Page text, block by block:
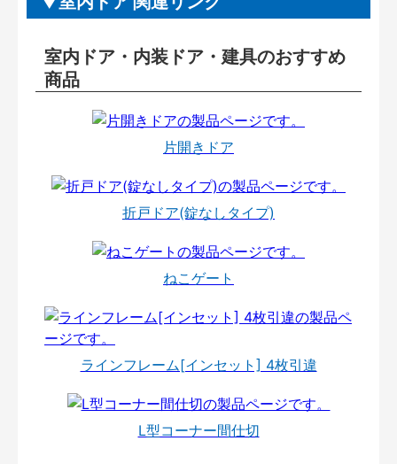
室内ドア・内装ドア・建具のおすすめ
商品
片開きドア
折戸ドア(錠なしタイプ)
ねこゲート
ラインフレーム[インセット] 4枚引違
L型コーナー間仕切